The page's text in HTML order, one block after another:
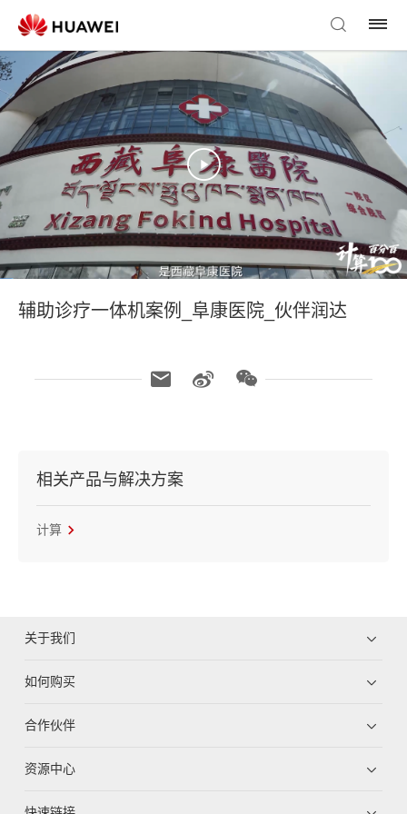
辅助诊疗一体机案例_阜康医院_伙伴润达
相关产品与解决方案
计算
关于我们
如何购买
合作伙伴
资源中心